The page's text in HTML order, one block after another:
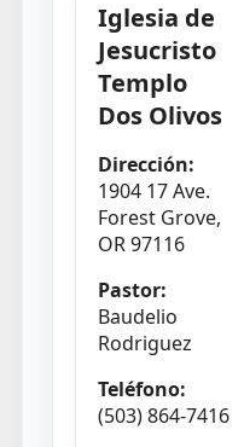
Iglesia de
Jesucristo
Templo
Dos Olivos
Dirección:
1904 17 Ave.
Forest Grove,
OR 97116
Pastor:
Baudelio
Rodriguez
Teléfono:
(503) 864-7416